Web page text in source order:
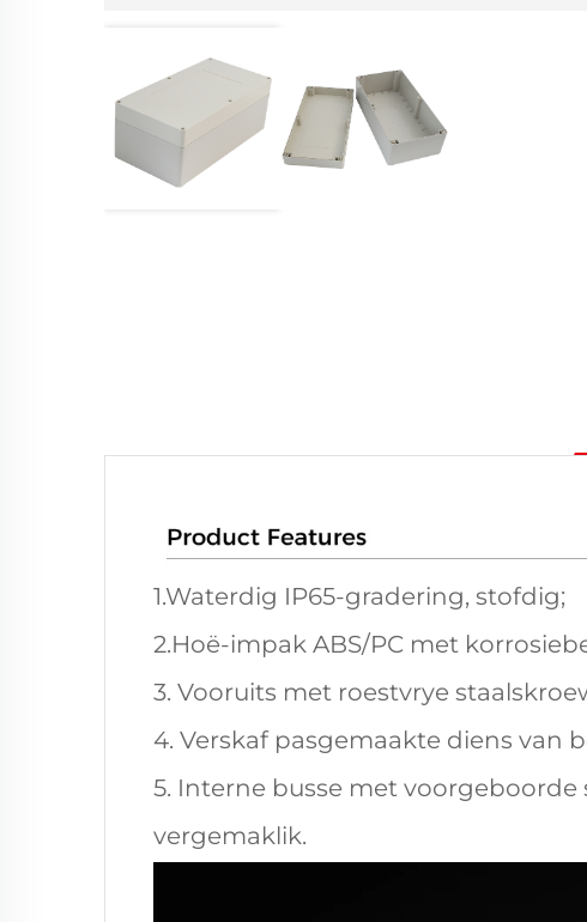
1.Waterdig IP65-gradering, stofdig;
2.Hoë-impak ABS/PC met
3. Vooruits met roestvrye
4. Verskaf pasgemaakte diens van
5. Interne busse met
vergemaklik.